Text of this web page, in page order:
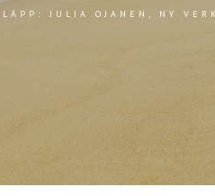
JULIA OJANEN, NY